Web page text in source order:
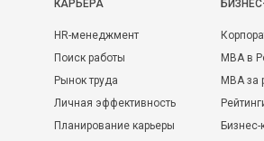
и быть, конечно,красивыми
КАРЬЕРА
HR-менеджмент
Поиск работы
Рынок труда
Личная эффективность
Планирование карьеры
MBA в
MBA
Бизнес-